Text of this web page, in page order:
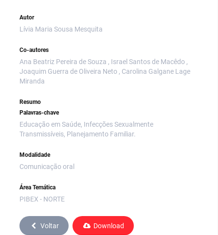
Autor
Lívia Maria Sousa Mesquita
Co-autores
Ana Beatriz Pereira de Souza , Israel Santos de Macêdo ,
Joaquim Guerra de Oliveira Neto , Carolina Galgane Lage
Miranda
Resumo
Palavras-chave
Educação em Saúde, Infecções Sexualmente
Transmissíveis, Planejamento Familiar.
Modalidade
Comunicação oral
Área Temática
PIBEX - NORTE
Voltar Download